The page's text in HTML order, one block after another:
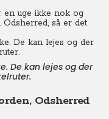
en uge ikke nok og
så er det
De kan lejes og der
Odsherred